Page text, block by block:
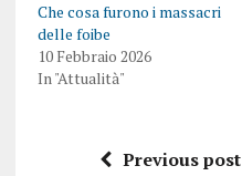
Che cosa furono i massacri
delle foibe
10 Febbraio 2026
In "Attualità"
Previous post